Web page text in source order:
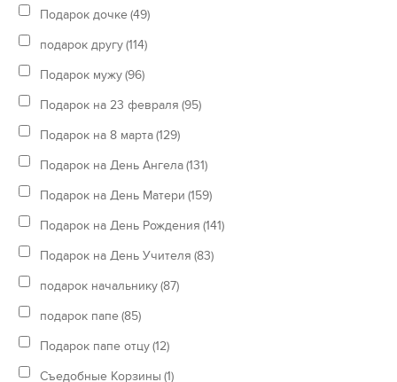
Подарок дочке(49)
подарок другу(114)
Подарок мужу(96)
Подарок на 23 февраля (95)
Подарок на 8 марта(129)
Подарок на День Ангела(131)
Подарок на День Матери (159)
Подарок на День Рождения (141)
Подарок на День Учителя (83)
подарок начальнику(87)
подарок папе(85)
Подарок папе отцу(12)
Съедобные Корзины (1)